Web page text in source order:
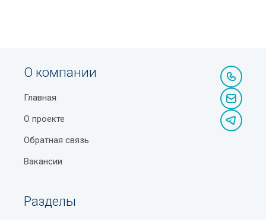
О компании
Главная
О проекте
Обратная связь
Вакансии
Разделы